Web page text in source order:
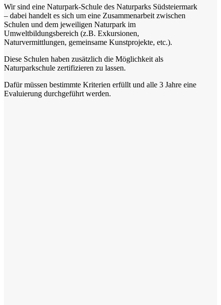
Wir sind eine Naturpark-Schule des Naturparks Südsteiermark
– dabei handelt es sich um eine Zusammenarbeit zwischen
Schulen und dem jeweiligen Naturpark im
Umweltbildungsbereich (z.B. Exkursionen,
Naturvermittlungen, gemeinsame Kunstprojekte, etc.).
Diese Schulen haben zusätzlich die Möglichkeit als
Naturparkschule zertifizieren zu lassen.
Dafür müssen bestimmte Kriterien erfüllt und alle 3 Jahre eine
Evaluierung durchgeführt werden.